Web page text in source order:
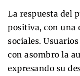
La respuesta del
positiva, con una
sociales.
con asombro la
expresando su